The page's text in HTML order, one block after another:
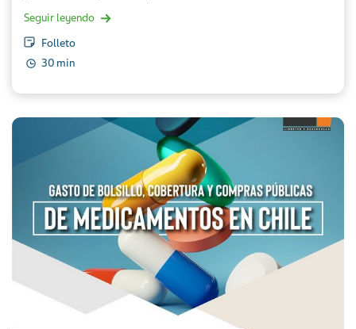
Seguir leyendo
Folleto
30 min